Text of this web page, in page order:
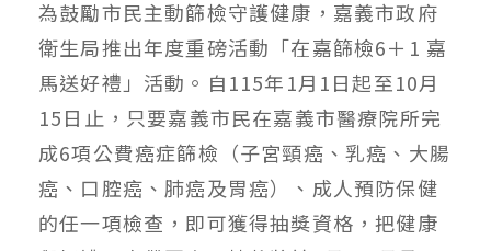
為鼓勵市民主動篩檢守護健康，嘉義市政府
衛生局推出年度重磅活動「在嘉篩檢6＋1 嘉
馬送好禮」活動。自115年1月1日起至10月
15日止，只要嘉義市民在嘉義市醫療院所完
成6項公費癌症篩檢（子宮頸癌、乳癌、大腸
癌、口腔癌、肺癌及胃癌）、成人預防保健
的任一項檢查，即可獲得抽獎資格，把健康